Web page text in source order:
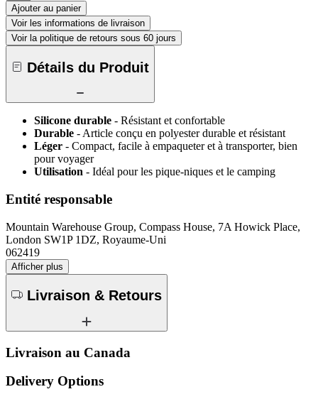
Ajouter au panier
Voir les informations de livraison
Voir la politique de retours sous 60 jours
Détails du Produit
Silicone durable - Résistant et confortable
Durable - Article conçu en polyester durable et résistant
Léger - Compact, facile à empaqueter et à transporter, bien
pour voyager
Utilisation - Idéal pour les pique-niques et le camping
Entité responsable
Mountain Warehouse Group, Compass House, 7A Howick Place,
London SW1P 1DZ, Royaume-Uni
062419
Afficher plus
Livraison & Retours
Livraison au Canada
Delivery Options